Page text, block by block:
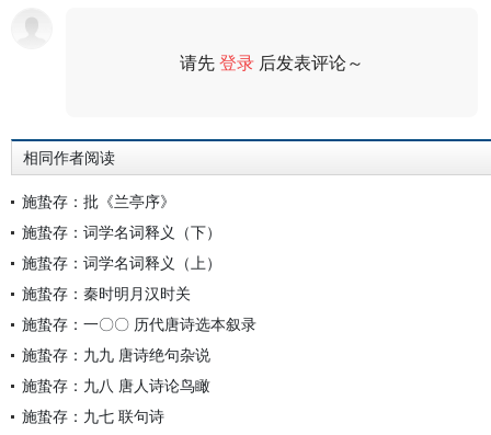
请先登录 后发表评论～
相同作者阅读
施蛰存：批《兰亭序》
施蛰存：词学名词释义（下）
施蛰存：词学名词释义（上）
施蛰存：秦时明月汉时关
施蛰存：一〇〇 历代唐诗选本叙录
施蛰存：九九 唐诗绝句杂说
施蛰存：九八 唐人诗论鸟瞰
施蛰存：九七 联句诗